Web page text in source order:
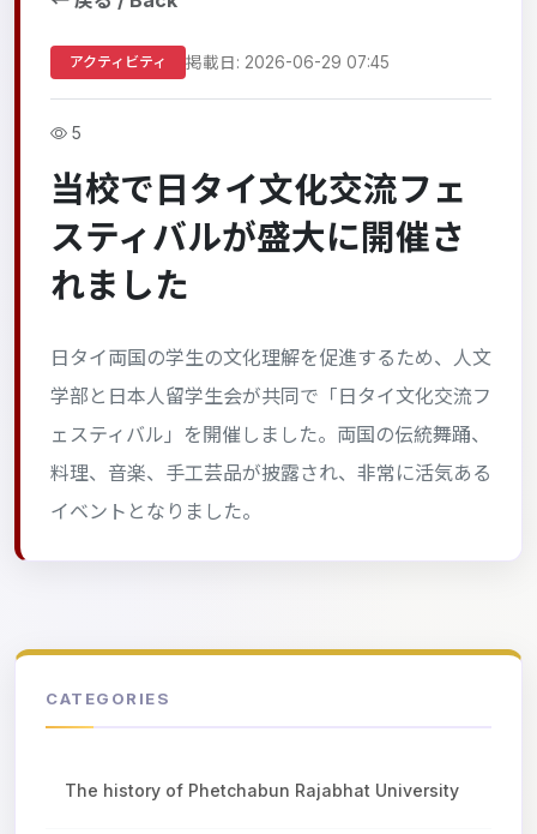
アクティビティ 掲載日: 2026-06-29 07:45
5
当校で日タイ文化交流フェ
スティバルが盛大に開催さ
れました
日タイ両国の学生の文化理解を促進するため、人文
学部と日本人留学生会が共同で「日タイ文化交流フ
ェスティバル」を開催しました。両国の伝統舞踊、
料理、音楽、手工芸品が披露され、非常に活気ある
イベントとなりました。
CATEGORIES
The history of Phetchabun Rajabhat University